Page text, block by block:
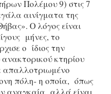
Πολέμου 9) στις 7
αινίγματα της
Ο λόγος είναι
μήνες, το
ο ίδιος την
κτηρίου
απαλλοτριωμένο
πόλη- η οποία, όπως